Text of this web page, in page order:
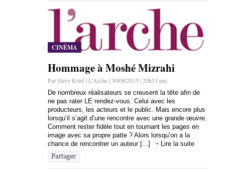
CINÉMA
Hommage à Moshé Mizrahi
Par Steve Krief | L'Arche | 30/08/2015 | 20h53 pm
De nombreux réalisateurs se creusent la tête afin de
ne pas rater LE rendez-vous. Celui avec les
producteurs, les acteurs et le public. Mais encore plus
lorsqu’il s’agit d’une rencontre avec une grande œuvre.
Comment rester fidèle tout en tournant les pages en
image avec sa propre patte ? Alors lorsqu’on a la
chance de rencontrer un auteur [...]
Lire la suite